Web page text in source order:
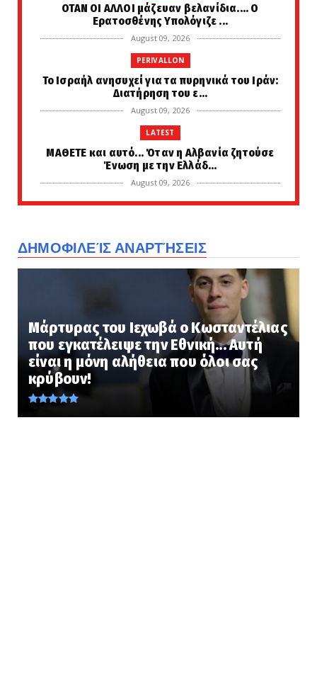
ΟΤΑΝ ΟΙ ΑΛΛΟΙ μάζευαν βελανίδια.... Ο
Ερατοσθένης Υπολόγιζε ...
August 09, 2026
PERIVALLON
Το Ισραήλ ανησυχεί για τα πυρηνικά του Ιράν:
Διατήρηση του ε...
August 09, 2026
LATEST
ΜΑΘΕΤΕ και αυτό... Όταν η Αλβανία ζητούσε
Ένωση με την Ελλάδ...
August 09, 2026
LATEST
August 09, 2026
Το άγνωστο τάμα του Καραϊσκάκη στην
Παναγία την Προυσιώτισσα
August 09, 2026
KOINONIA
Χαμός στο νοσοκομείου του Βόλου:
Καταγγελίες για ξύλο και απ...
ΔΗΜΟΦΙΛΕΊΣ ΑΝΑΡΤΉΣΕΙΣ
Μάρτυρας του Ιεχωβά ο Κωσταντέλιας
που εγκατέλειψε την Εθνική... Αυτή
είναι η μόνη αλήθεια που όλοι σας
κρύβουν!